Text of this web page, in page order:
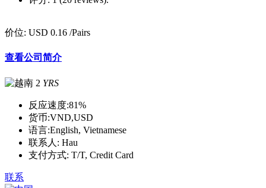
价位: USD 0.16 /Pairs
查看公司简介
2 YRS
反应速度:81%
货币:VND,USD
语言:English, Vietnamese
联系人: Hau
支付方式: T/T, Credit Card
联系